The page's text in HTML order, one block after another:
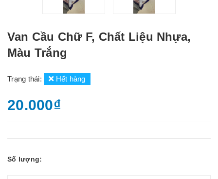
Van Cầu Chữ F, Chất Liệu Nhựa,
Màu Trắng
Trạng thái: Hết hàng
20.000₫
Số lượng: